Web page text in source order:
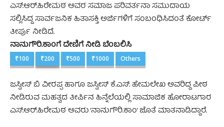
ಎಸ್‌.ಆರ್‌.ಹಿರೇಮಠ ಅವರ ಸಮಾಜ ಪರಿವರ್ತನಾ ಸಮುದಾಯ
ಸಲ್ಲಿಸಿದ್ದ ಸಾರ್ವಜನಿಕ ಹಿತಾಸಕ್ತಿ ಅರ್ಜಿಗಳಿಗೆ ಸಂಬಂಧಿಸಿದಂತೆ ಕೋರ್ಟ್
ತೀರ್ಪು ನೀಡಿದೆ.
ನಾನುಗೌರಿ.ಕಾಂಗೆ ದೇಣಿಗೆ ನೀಡಿ ಬೆಂಬಲಿಸಿ
₹100 ₹200 ₹500 ₹1000 Others
ಜಸ್ಟೀಸ್‌ ಬಿ ವೀರಪ್ಪ ಹಾಗೂ ಜಸ್ಟೀಸ್‌‌ ಕೆ.ಎಸ್. ಹೇಮಲೇಖ ಅವರಿದ್ದ ಪೀಠ
ನೀಡಿರುವ ಮಹತ್ವದ ತೀರ್ಪಿನ ಹಿನ್ನೆಲೆಯಲ್ಲಿ ಸಾಮಾಜಿಕ ಹೋರಾಟಗಾರ
ಎಸ್.ಆರ್‌.ಹಿರೇಮಠ ಅವರು ‘ನಾನುಗೌರಿ.ಕಾಂ’ ಜೊತೆ ಮಾತನಾಡಿದ್ದಾರೆ.